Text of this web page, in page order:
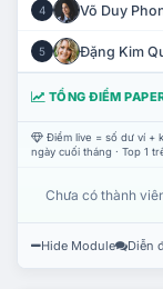
4 Võ Duy
5 Đặng Kim
TỔNG ĐIỂM
Điểm live = số dư ví +
ngày cuối tháng · Top 1
Chưa có thành
Hide Module Diễn